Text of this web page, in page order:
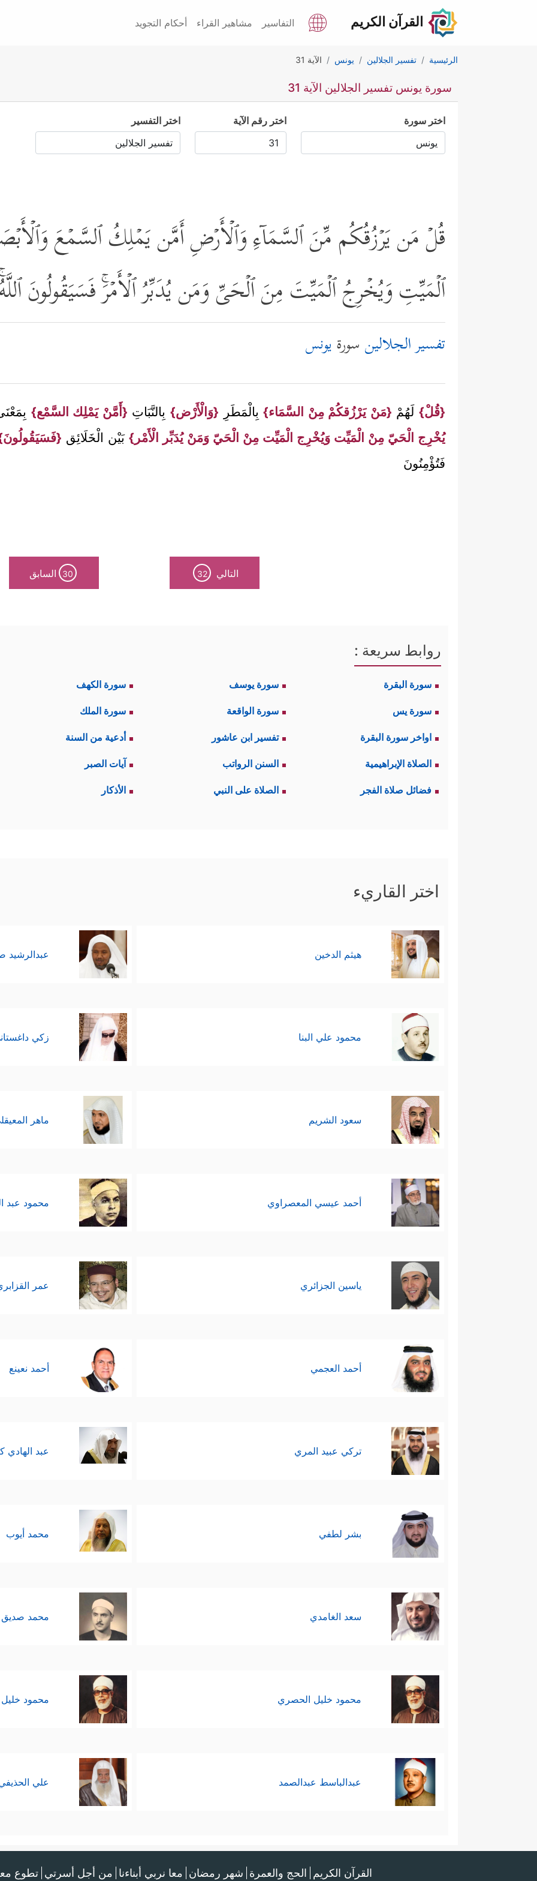
القرآن الكريم التفاسير مشاهير القراء أحكام التجويد
الرئيسية تفسير الجلالين يونس الآية 31
سورة يونس تفسير الجلالين الآية 31
اختر سورة اختر رقم الآية اختر التفسير
قُلۡ مَن یَرۡزُقُكُم مِّنَ ٱلسَّمَاۤءِ وَٱلۡأَرۡضِ أَمَّن یَمۡلِكُ ٱلسَّمۡعَ
ٱلۡمَیِّتِ وَیُخۡرِجُ ٱلۡمَیِّتَ مِنَ ٱلۡحَیِّ وَمَن یُدَبِّرُ ٱلۡأَمۡرَۚ فَسَیَقُولُونَ ٱللَّهُۚ
تفسير الجلالين سورةيونس
{قُلْ}لَهُمْ {مَنْ يَرْزُقكُمْ مِنْ السَّمَاء}بِالْمَطَرِ {وَالْأَرْض} بِالنَّبَاتِ {أَمَّنْ يَمْلِك السَّمْع}
يُخْرِج الْحَيّ مِنْ الْمَيِّت وَيُخْرِج الْمَيِّت مِنْ الْحَيّ وَمَنْ يُدَبِّر الْأَمْر} بَيْن الْخَلَائِق
فَتُؤْمِنُونَ
التالي 32
30 السابق
روابط سريعة :
سورة البقرة سورة يوسف سورة الكهف
سورة يس سورة الواقعة سورة الملك
اواخر سورة البقرة تفسير ابن عاشور أدعية من السنة
الصلاة الإبراهيمية السنن الرواتب آيات الصبر
فضائل صلاة الفجر الصلاة على النبي الأذكار
اختر القاريء
هيثم الدخين عبدالرشيد
محمود علي البنا زكي
سعود الشريم ماهر
أحمد عيسي المعصراوي محمود عبد
ياسين الجزائري عمر
أحمد العجمي أحمد نعينع
تركي عبيد المري عبد الهادي
بشر لطفي محمد أيوب
سعد الغامدي محمد صديق
محمود خليل الحصري محمود
عبدالباسط عبدالصمد علي
القرآن الكريم الحج والعمرة شهر رمضان معا نربي أبناءنا من أجل أسرتي تطوع